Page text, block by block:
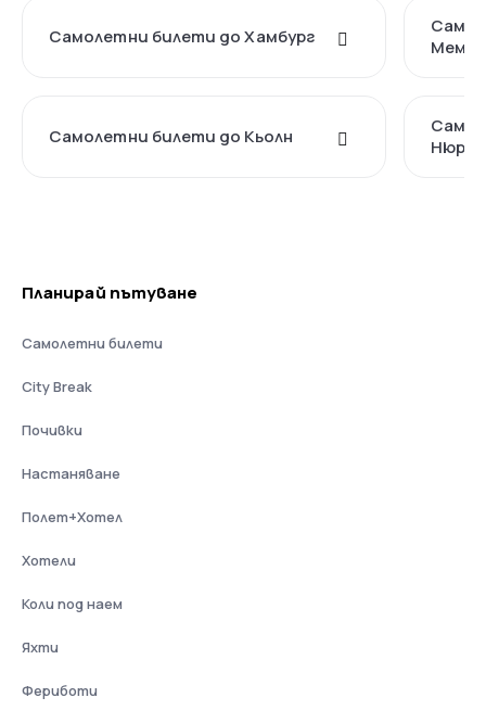
Самолетни билети до Хамбург
Самолетни билети до Кьолн
Планирай пътуване
Самолетни билети
City Break
Почивки
Настаняване
Полет+Хотел
Хотели
Коли под наем
Яхти
Фериботи